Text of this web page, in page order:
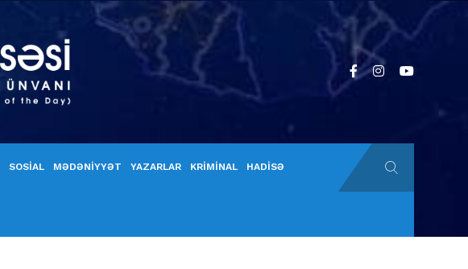
SOSİAL MƏDƏNİYYƏT YAZARLAR KRİMİNAL HADİSƏ